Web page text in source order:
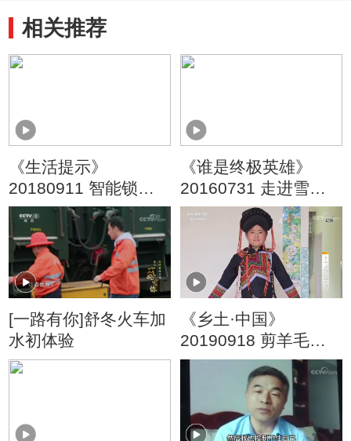
相关推荐
《生活提示》
20180911 智能锁您
了解多少？
《谁是终极英雄》
20160731 走进雪豹
第二集
[一路有你]舒冬火车加
水初体验
《乡土·中国》
20190918 剪羊毛节
上的力与美